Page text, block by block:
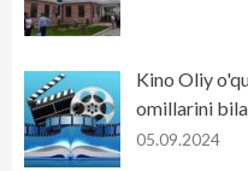
Kino Oliy
omillarini
05.09.2024